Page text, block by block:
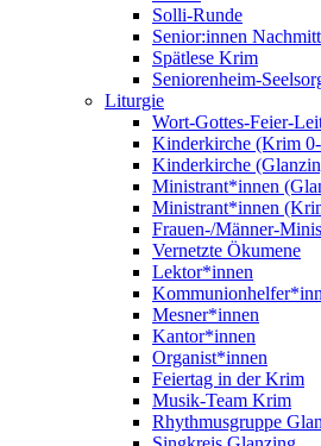
Solli-Runde
Senior:innen
Spätlese Krim
Seniorenheim-
Liturgie
Wort-Gottes-Feier-
Kinderkirche (Krim
Kinderkirche
Ministrant*innen
Ministrant*innen
Frauen-/Männer-
Vernetzte Ökumene
Lektor*innen
Mesner*innen
Kantor*innen
Organist*innen
Feiertag in der Krim
Musik-Team Krim
Rhythmusgruppe